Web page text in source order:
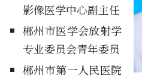
影像医学中心副主任
郴州市医学会放射学
专业委员会青年委员
郴州市第一人民医院